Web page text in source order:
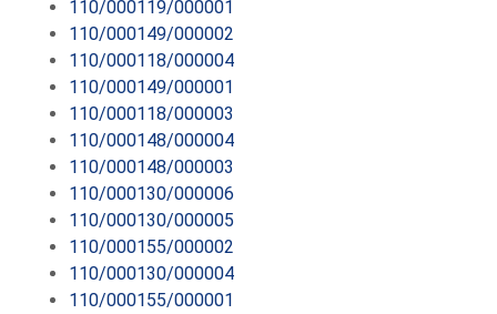
110/000119/000001
110/000149/000002
110/000118/000004
110/000149/000001
110/000118/000003
110/000148/000004
110/000148/000003
110/000130/000006
110/000130/000005
110/000155/000002
110/000130/000004
110/000155/000001